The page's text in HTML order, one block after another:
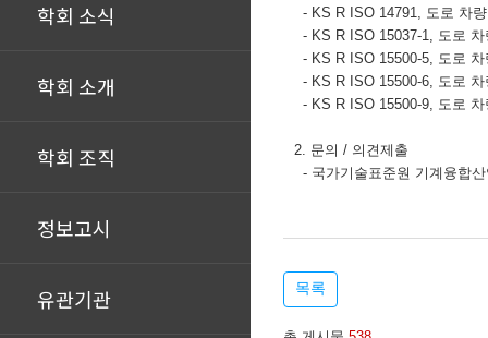
학회 소식
학회 소개
학회 조직
정보고시
유관기관
- KS R ISO 14791, 도로 차
- KS R ISO 15037-1, 도로
- KS R ISO 15500-5, 도로
- KS R ISO 15500-6, 도로
- KS R ISO 15500-9, 도로
2. 문의 / 의견제출
- 국가기술표준원 기계융합
목록